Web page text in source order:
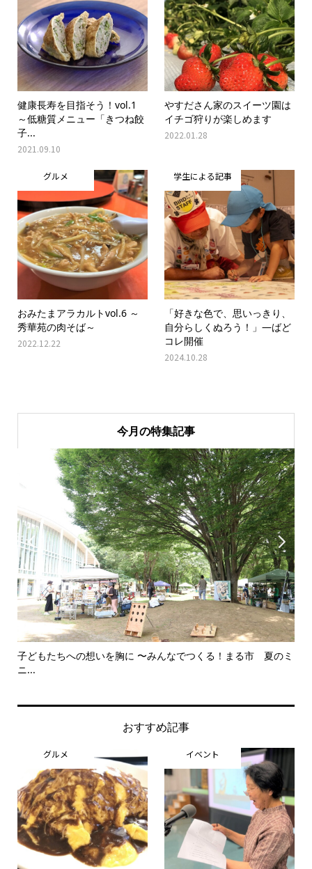
健康長寿を目指そう！vol.1
～低糖質メニュー「きつね餃
子...
2021.09.10
やすださん家のスイーツ園は
イチゴ狩りが楽しめます
2022.01.28
グルメ
おみたまアラカルトvol.6 ～
秀華苑の肉そば～
2022.12.22
学生による記事
「好きな色で、思いっきり、
自分らしくぬろう！」―ばど
コレ開催
2024.10.28
今月の特集記事

子どもたちへの想いを胸に 〜みんなでつくる！まる市 夏のミ
ニ...

おすすめ記事
グルメ イベント